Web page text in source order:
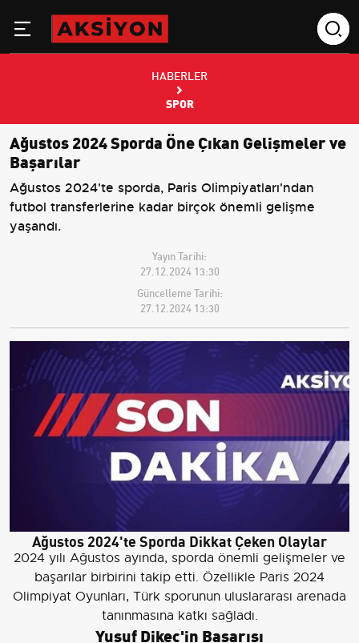
HABERLER
SPOR
Ağustos 2024 Sporda Öne Çıkan Gelişmeler ve
Başarılar
Ağustos 2024'te sporda, Paris Olimpiyatları'ndan
futbol transferlerine kadar birçok önemli gelişme
yaşandı.
Yayın Tarihi:
27.12.2024 13:30
Güncelleme Tarihi:
27.12.2024 13:30
Ağustos 2024'te Sporda Dikkat Çeken Olaylar
2024 yılı Ağustos ayında, sporda önemli gelişmeler ve
başarılar birbirini takip etti. Özellikle Paris 2024
Olimpiyat Oyunları, Türk sporunun uluslararası arenada
tanınmasına katkı sağladı.
Yusuf Dikeç'in Başarısı